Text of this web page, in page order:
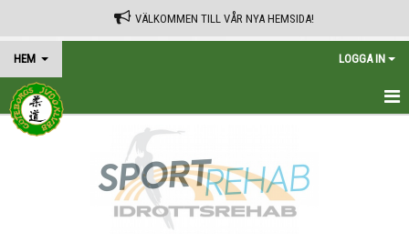
VÄLKOMMEN TILL VÅR NYA HEMSIDA!
HEM LOGGA IN
HEM
TRÄNINGSSCHEMA